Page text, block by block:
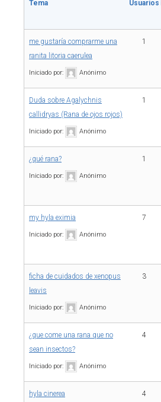
Tema Usuarios
me gustaría comprarme una
ranita litoria caerulea
Iniciado por: Anónimo
1
Duda sobre Agalychnis
callidryas (Rana de ojos rojos)
Iniciado por: Anónimo
1
¿qué rana?
Iniciado por: Anónimo
1
my hyla eximia
Iniciado por: Anónimo
7
ficha de cuidados de xenopus
leavis
Iniciado por: Anónimo
3
¿que come una rana que no
sean insectos?
Iniciado por: Anónimo
4
hyla cinerea 4